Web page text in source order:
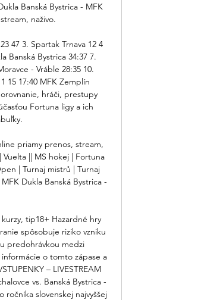
Banská Bystrica - MFK
naživo.
47 3. Spartak Trnava 12 4
Banská Bystrica 34:37 7.
- Vráble 28:35 10.
15 17:40 MFK Zemplín
hráči, prestupy
Fortuna ligy a ich
priamy prenos, stream,
Vuelta || MS hokej | Fortuna
| Turnaj mistrů | Turnaj
Dukla Banská Bystrica -
tip18+ Hazardné hry
spôsobuje riziko vzniku
predohrávkou medzi
o tomto zápase a
– LIVESTREAM
vs. Banská Bystrica -
slovenskej najvyššej